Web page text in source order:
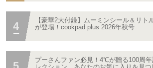
【豪華2大付録】ムーミンシール＆リト
が登場！cookpad plus 2026年秋号
プーさんファン必見！4℃が贈る100周